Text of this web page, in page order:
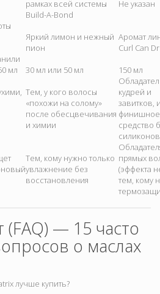
рамках всей системы
Build-A-Bond
Не указан
Яркий лимон и нежный
пион
Аромат
Curl Can
мл 30 мл или 50 мл 150 мл
Тем, у кого волосы
«похожи на солому»
после обесцвечивания
и химии
кудрей и
финишное
средство
силиконов
Тем, кому нужно только
увлажнение без
восстановления
прямых
(эффекта
тем, кому
(FAQ) — 15 часто
о маслах
лучше купить?